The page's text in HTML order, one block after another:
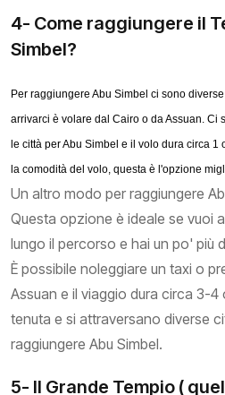
4- Come raggiungere il
Simbel?
Per raggiungere Abu Simbel ci sono
arrivarci è volare dal Cairo o da Assuan. Ci
le città per Abu Simbel e il volo dura circa
la comodità del volo, questa è l'opzione
Un altro modo per raggiungere
Questa opzione è ideale se vuoi
lungo il percorso e hai un po' più
È possibile noleggiare un taxi o
Assuan e il viaggio dura circa 3-4
tenuta e si attraversano diverse
raggiungere Abu Simbel.
5- Il Grande Tempio (